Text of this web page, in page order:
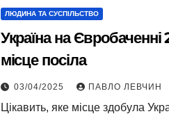
ЛЮДИНА ТА СУСПІЛЬСТВО
Україна на Євробаченні
місце посіла
03/04/2025 ПАВЛО ЛЕВЧИН
Цікавить, яке місце здобула